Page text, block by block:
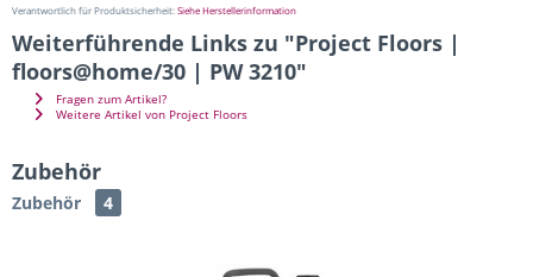
Verantwortlich für Produktsicherheit:Siehe Herstellerinformation
Weiterführende Links zu "Project Floors |
floors@home/30 | PW 3210"
Fragen zum Artikel?
Weitere Artikel von Project Floors
Zubehör
Zubehör 4